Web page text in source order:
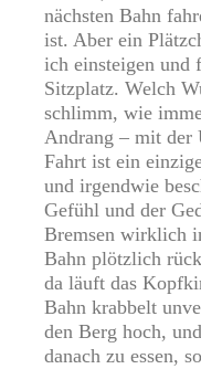
nächsten Bahn
ist. Aber ein
ich einsteigen und
Sitzplatz. Welch
schlimm, wie
Andrang – mit der
Fahrt ist ein
und irgendwie
Gefühl und der
Bremsen wirklich
Bahn plötzlich
da läuft das
Bahn krabbelt
den Berg hoch,
danach zu essen,